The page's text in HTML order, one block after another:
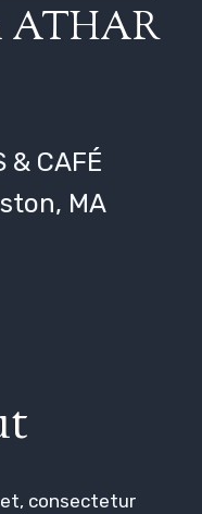
ATHAR
& CAFÉ
MA
consectetur